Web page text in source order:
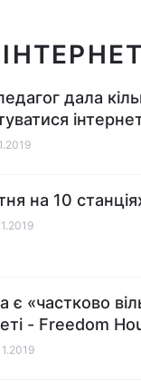
дала
на 10
є «частково
- Freedom